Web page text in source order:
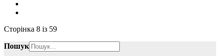
Сторінка 8 із 59
Пошук